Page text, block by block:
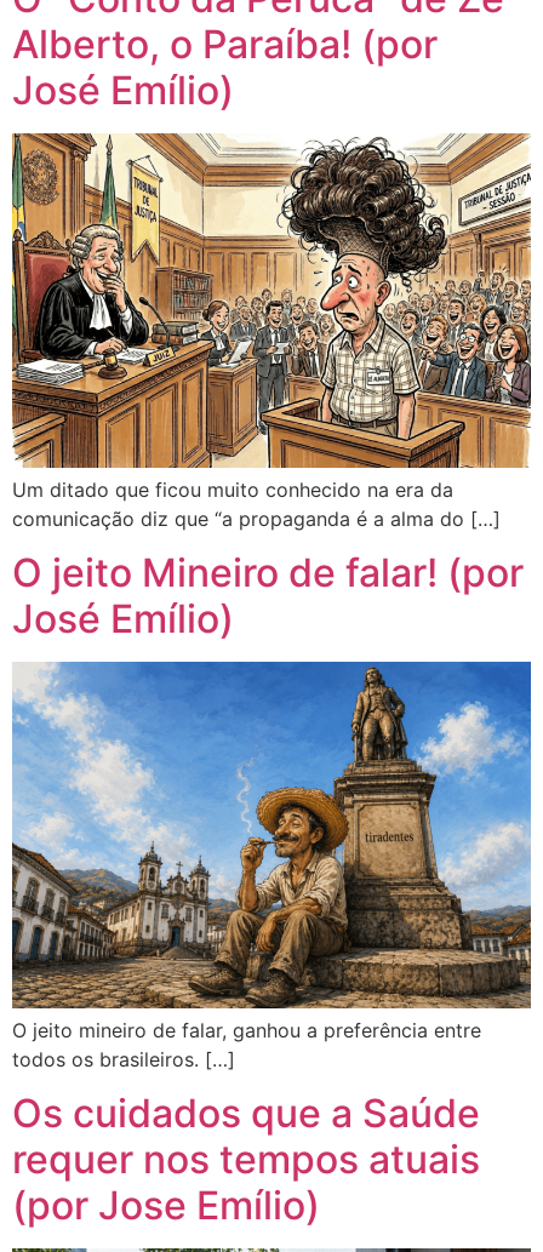
Alberto, o Paraíba! (por
José Emílio)
Um ditado que ficou muito conhecido na era da
comunicação diz que “a propaganda é a alma do […]
O jeito Mineiro de falar! (por
José Emílio)
O jeito mineiro de falar, ganhou a preferência entre
todos os brasileiros. […]
Os cuidados que a Saúde
requer nos tempos atuais
(por Jose Emílio)